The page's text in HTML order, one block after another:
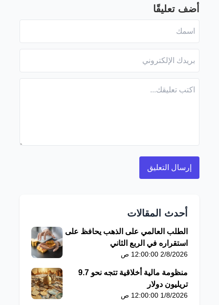
أضف تعليقًا
أحدث المقالات
الطلب العالمي على الذهب يحافظ على
استقراره في الربع الثاني
2/8/2026 12:00:00 ص
منظومة مالية أخلاقية تتجه نحو 9.7
تريليون دولار
1/8/2026 12:00:00 ص